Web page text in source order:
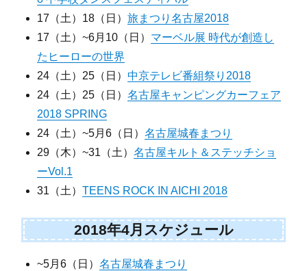
17（土）18（日）旅まつり名古屋2018
17（土）~6月10（日） マーベル展 時代が創造し
たヒーローの世界
24（土）25（日）中京テレビ番組祭り2018
24（土）25（日）名古屋キャンピングカーフェア
2018 SPRING
24（土）~5月6（日）名古屋城春まつり
29（木）~31（土）名古屋キルト＆ステッチショ
ーVol.1
31（土）TEENS ROCK IN AICHI 2018
2018年4月スケジュール
~5月6（日）名古屋城春まつり